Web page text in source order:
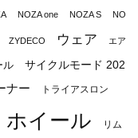
NOZA one NOZA S NO
ZYDECO ウェア エア
ル
サイクルモード 202
ナー トライアスロン
ホイール リム